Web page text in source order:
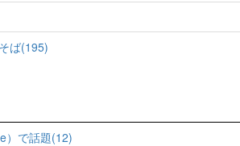
ば(195)
）で話題(12)